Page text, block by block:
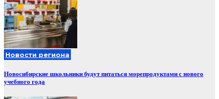
Новости региона
Новосибирские школьники будут питаться морепродуктами с нового
учебного года